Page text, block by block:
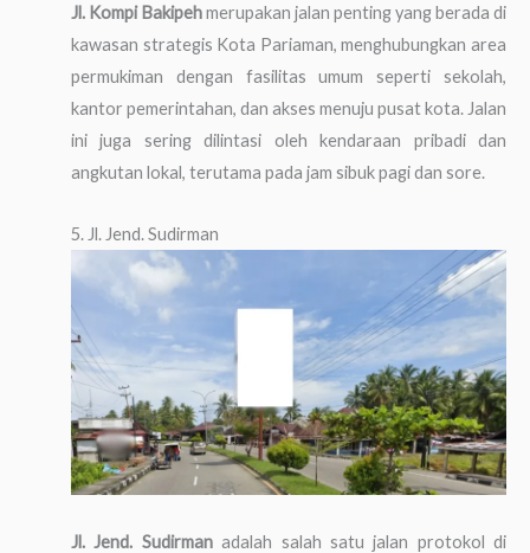
Jl. Kompi Bakipehmerupakan jalan penting yang berada di
kawasan strategis Kota Pariaman, menghubungkan area
permukiman dengan fasilitas umum seperti sekolah,
kantor pemerintahan, dan akses menuju pusat kota. Jalan
ini juga sering dilintasi oleh kendaraan pribadi dan
angkutan lokal, terutama pada jam sibuk pagi dan sore.
5. Jl. Jend. Sudirman
Jl. Jend. Sudirmanadalah salah satu jalan protokol di